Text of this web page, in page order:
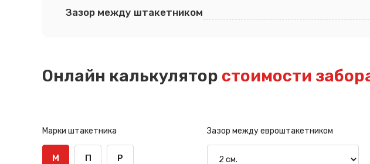
Зазор между штакетником
Онлайн калькулятор стоимости
Марки штакетника
М П Р
Зазор между евроштакетником